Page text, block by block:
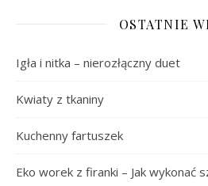
OSTATNIE
Igła i nitka – nierozłączny duet
Kwiaty z tkaniny
Kuchenny fartuszek
Eko worek z firanki – Jak wykonać